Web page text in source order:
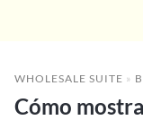
WHOLESALE SUITE »
Cómo